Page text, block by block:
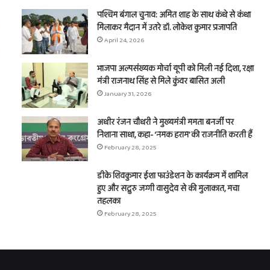
पश्चिम बंगाल चुनाव: अमित शाह के साथ कंधे से कंधा
मिलाकर मैदान में उतरे डॉ. लोकेश कुमार प्रजापति
April 24, 2026
भाजपा अल्पसंख्यक मोर्चा यूपी को मिली नई दिशा, रक्षा
मंत्री राजनाथ सिंह से मिले कुंवर बासित अली
January 31, 2026
अधीर रंजन चौधरी ने मुख्यमंत्री ममता बनर्जी पर
निशाना साधा, कहा- ‘नमक हराम’ की राजनीति करती हैं
February 28, 2025
डीके शिवकुमार ईशा फाउंडेशन के कार्यक्रम में शामिल
हुए और सद्गुरु जग्गी वासुदेव से की मुलाकात, मचा
तहलका
February 28, 2025